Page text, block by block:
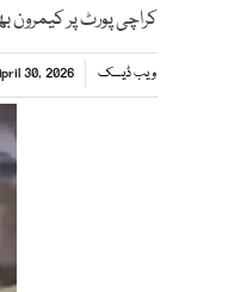
کراچی پورٹ پر کیمرون بھیجے جانے والے
ویب ڈیسک 30, 2026